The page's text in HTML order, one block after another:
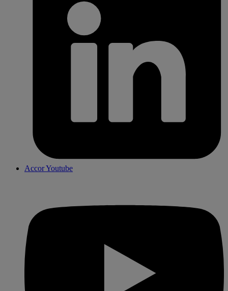
Accor Youtube